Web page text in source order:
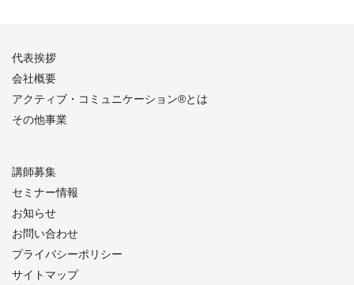
代表挨拶
会社概要
アクティブ・コミュニケーション®︎とは
その他事業
講師募集
セミナー情報
お知らせ
お問い合わせ
プライバシーポリシー
サイトマップ